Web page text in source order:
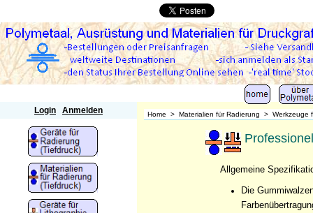
Login Anmelden Home > Materialien für Radierung > Werkzeuge
Allgemeine
Die